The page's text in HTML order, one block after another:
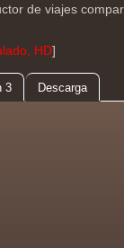
de viajes
HD]
3 Descarga